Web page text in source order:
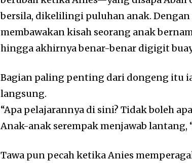
bersila, dikelilingi puluhan anak. Dengan
membawakan kisah seorang anak
hingga akhirnya benar-benar digigit
Bagian paling penting dari dongeng itu
langsung.
“Apa pelajarannya di sini? Tidak boleh
Anak-anak serempak menjawab lantang,
Tawa pun pecah ketika Anies